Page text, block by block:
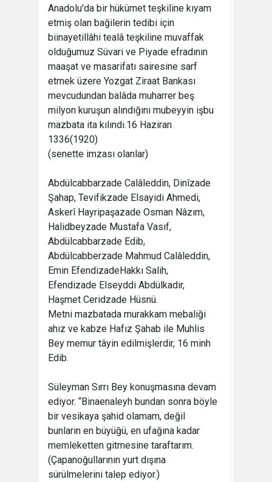
Anadolu'da bir hükümet teşkiline kıyam
etmiş olan bağilerin tedibi için
biinayetillâhi tealâ teşkiline muvaffak
olduğumuz Süvari ve Piyade efradının
maaşat ve masarifatı sairesine sarf
etmek üzere Yozgat Ziraat Bankası
mevcudundan balâda muharrer beş
milyon kuruşun alındığını mubeyyin işbu
mazbata ita kılındı.16 Haziran
1336(1920)
(senette imzası olanlar)
Abdülcabbarzade Calâleddin, Dinîzade
Şahap, Tevifikzade Elsayidi Ahmedi,
Askerî Hayripaşazade Osman Nâzım,
Halidbeyzade Mustafa Vasıf,
Abdülcabbarzade Edib,
Abdülcabberzade Mahmud Calâleddin,
Emin EfendizadeHakkı Salih,
Efendizade Elseyddi Abdülkadir,
Haşmet Ceridzade Hüsnü.
Metni mazbatada murakkam mebaliği
ahız ve kabze Hafız Şahab ile Muhlis
Bey memur tâyin edilmişlerdir, 16 minh
Edib.
Süleyman Sırrı Bey konuşmasına devam
ediyor. “Binaenaleyh bundan sonra böyle
bir vesikaya şahid olamam, değil
bunların en büyüğü, en ufağına kadar
memleketten gitmesine taraftarım.
(Çapanoğullarının yurt dışına
sürülmelerini talep ediyor.)